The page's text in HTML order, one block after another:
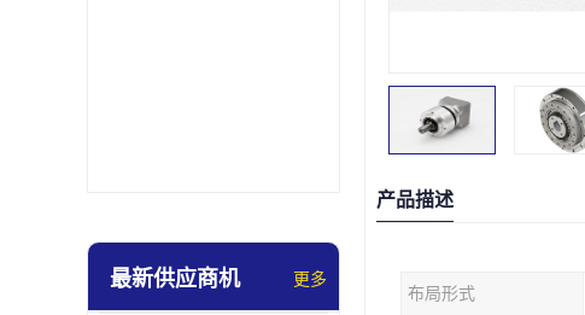
最新供应商机 更多
产品描述
布局形式